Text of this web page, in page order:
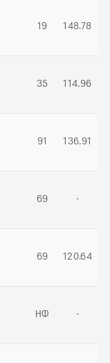
19 148.78
35 114.96
91 136.91
69 -
69 120.64
НФ -